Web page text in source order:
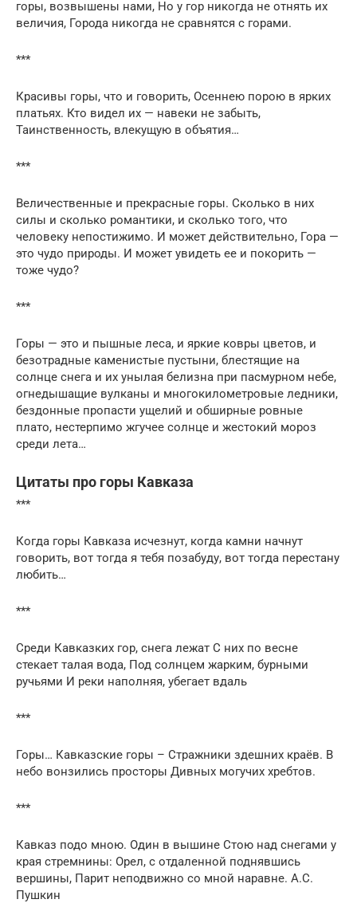
горы, возвышены нами, Но у гор никогда не отнять их
величия, Города никогда не сравнятся с горами.
***
Красивы горы, что и говорить, Осеннею порою в ярких
платьях. Кто видел их — навеки не забыть,
Таинственность, влекущую в объятия…
***
Величественные и прекрасные горы. Сколько в них
силы и сколько романтики, и сколько того, что
человеку непостижимо. И может действительно, Гора —
это чудо природы. И может увидеть ее и покорить —
тоже чудо?
***
Горы — это и пышные леса, и яркие ковры цветов, и
безотрадные каменистые пустыни, блестящие на
солнце снега и их унылая белизна при пасмурном небе,
огнедышащие вулканы и многокилометровые ледники,
бездонные пропасти ущелий и обширные ровные
плато, нестерпимо жгучее солнце и жестокий мороз
среди лета…
Цитаты про горы Кавказа
***
Когда горы Кавказа исчезнут, когда камни начнут
говорить, вот тогда я тебя позабуду, вот тогда перестану
любить…
***
Среди Кавказких гор, снега лежат С них по весне
стекает талая вода, Под солнцем жарким, бурными
ручьями И реки наполняя, убегает вдаль
***
Горы… Кавказские горы – Стражники здешних краёв. В
небо вонзились просторы Дивных могучих хребтов.
***
Кавказ подо мною. Один в вышине Стою над снегами у
края стремнины: Орел, с отдаленной поднявшись
вершины, Парит неподвижно со мной наравне. А.С.
Пушкин